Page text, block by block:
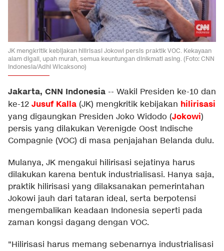
JK mengkritik kebijakan hilirisasi Jokowi persis praktik VOC. Kekayaan
alam digali, upah murah, semua keuntungan dinikmati asing. (Foto: CNN
Indonesia/Adhi Wicaksono)
Jakarta, CNN Indonesia -- Wakil Presiden ke-10 dan
ke-12 Jusuf Kalla (JK) mengkritik kebijakan hilirisasi
yang digaungkan Presiden Joko Widodo (Jokowi)
persis yang dilakukan Verenigde Oost Indische
Compagnie (VOC) di masa penjajahan Belanda dulu.
Mulanya, JK mengakui hilirisasi sejatinya harus
dilakukan karena bentuk industrialisasi. Hanya saja,
praktik hilirisasi yang dilaksanakan pemerintahan
Jokowi jauh dari tataran ideal, serta berpotensi
mengembalikan keadaan Indonesia seperti pada
zaman kongsi dagang dengan VOC.
"Hilirisasi harus memang sebenarnya industrialisasi